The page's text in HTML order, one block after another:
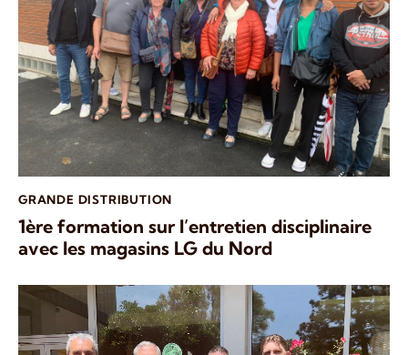
GRANDE DISTRIBUTION
1ère formation sur l’entretien disciplinaire
avec les magasins LG du Nord